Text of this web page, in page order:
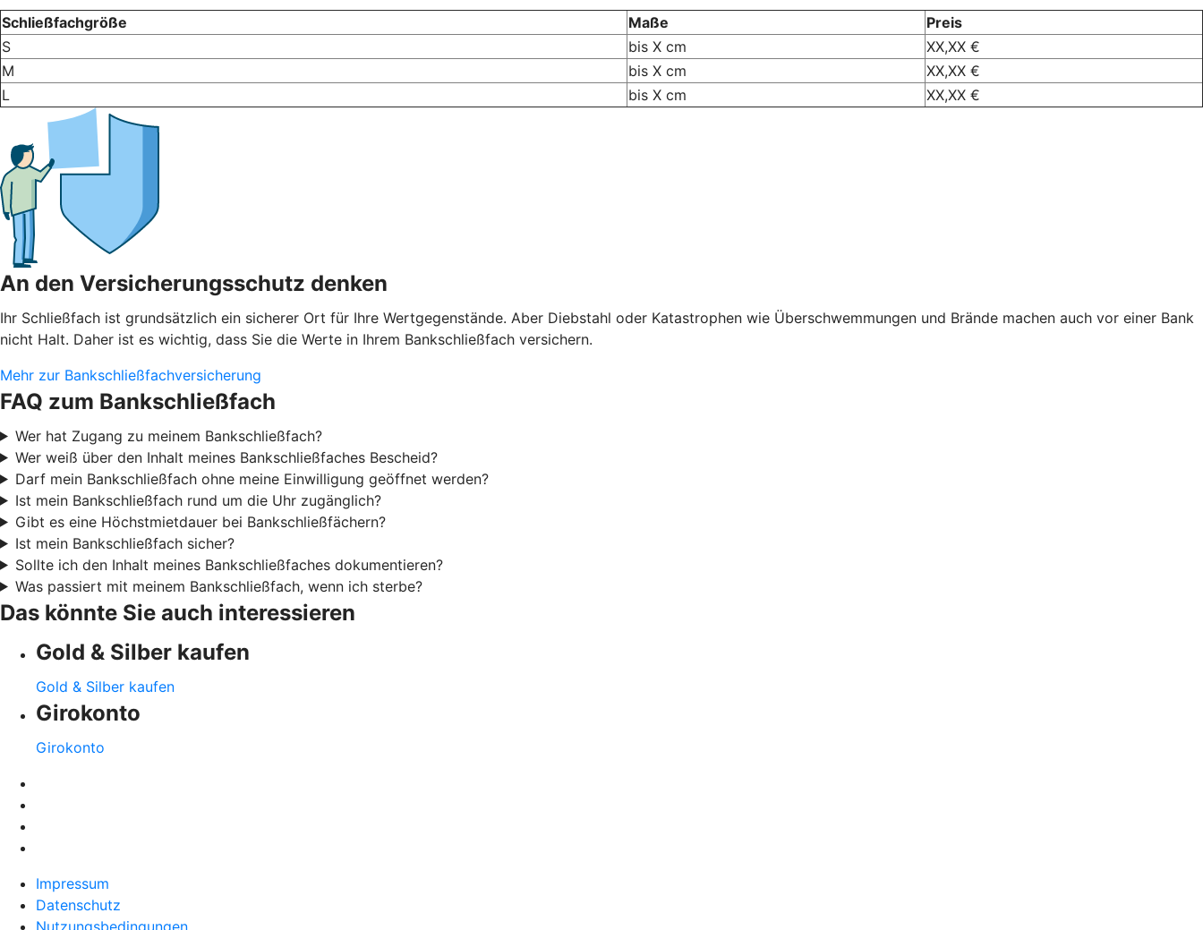
Schließfachgröße Maße
Preis
S
bis X cm
XX,XX €
M
bis X cm
XX,XX €
L
bis X cm XX,XX €
An den Versicherungsschutz denken
Ihr Schließfach ist grundsätzlich ein sicherer Ort für Ihre Wertgegenstände. Aber Diebstahl oder Katastrophen wie Überschwemmungen und Brände machen auch vor einer Bank
nicht Halt. Daher ist es wichtig, dass Sie die Werte in Ihrem Bankschließfach versichern.
Mehr zur Bankschließfachversicherung
FAQ zum Bankschließfach
Wer hat Zugang zu meinem Bankschließfach?
Wer weiß über den Inhalt meines Bankschließfaches Bescheid?
Darf mein Bankschließfach ohne meine Einwilligung geöffnet werden?
Ist mein Bankschließfach rund um die Uhr zugänglich?
Gibt es eine Höchstmietdauer bei Bankschließfächern?
Ist mein Bankschließfach sicher?
Sollte ich den Inhalt meines Bankschließfaches dokumentieren?
Was passiert mit meinem Bankschließfach, wenn ich sterbe?
Das könnte Sie auch interessieren
Gold & Silber kaufen
Gold & Silber kaufen
Girokonto
Girokonto
Impressum
Datenschutz
Nutzungsbedingungen